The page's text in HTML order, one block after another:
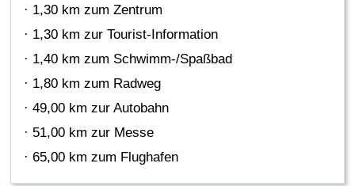
· 1,30 km zum Zentrum
· 1,30 km zur Tourist-Information
· 1,40 km zum Schwimm-/Spaßbad
· 1,80 km zum Radweg
· 49,00 km zur Autobahn
· 51,00 km zur Messe
· 65,00 km zum Flughafen